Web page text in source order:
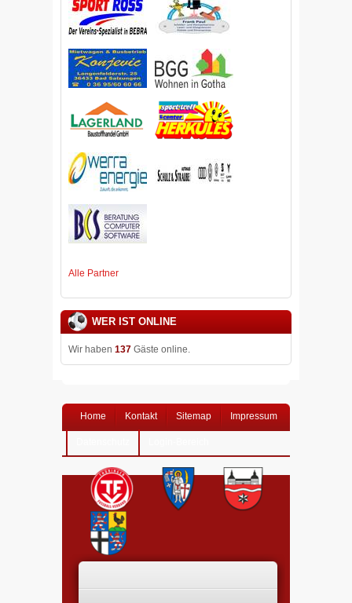
Alle Partner
WER IST ONLINE
Wir haben 137 Gäste online.
Home Kontakt Sitemap Impressum